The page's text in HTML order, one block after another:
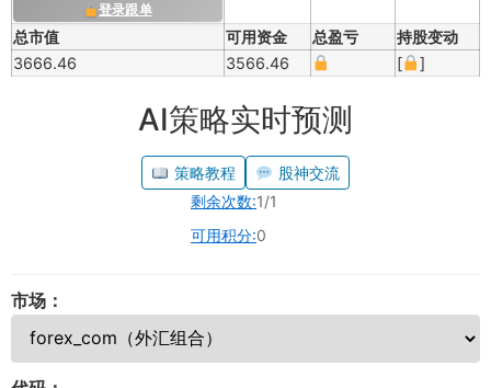
登录跟单
总市值 可用资金 总盈亏
持股变动
3666.46
3566.46 [ ]
AI策略实时预测
策略教程
股神交流
剩余次数:1/1
可用积分:0
市场：